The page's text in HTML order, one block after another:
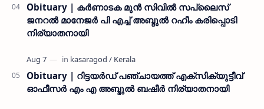
Obituary | കർണാടക മുൻ സിവില്‍ സപ്ലൈസ്
ജനറൽ മാനേജർ പി എച്ച് അബ്ദുൽ റഹീം കരിപ്പൊടി
നിര്യാതനായി
Obituary | റിട്ടയർഡ് പഞ്ചായത്ത് എക്സിക്യുട്ടീവ്
ഓഫീസർ എം എ അബ്ദുൽ ബഷീർ നിര്യാതനായി